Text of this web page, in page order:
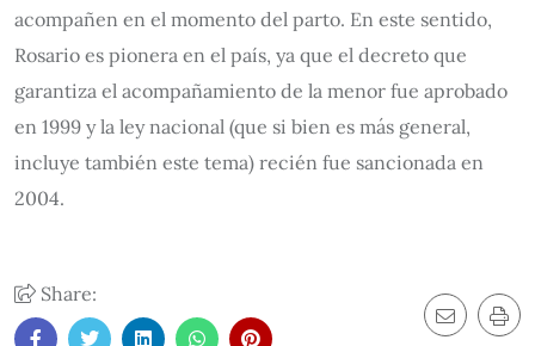
acompañen en el momento del parto. En este sentido,
Rosario es pionera en el país, ya que el decreto que
garantiza el acompañamiento de la menor fue aprobado
en 1999 y la ley nacional (que si bien es más general,
incluye también este tema) recién fue sancionada en
2004.
Share: